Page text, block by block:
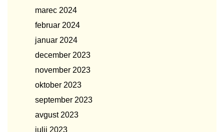
marec 2024
februar 2024
januar 2024
december 2023
november 2023
oktober 2023
september 2023
avgust 2023
julij 2023